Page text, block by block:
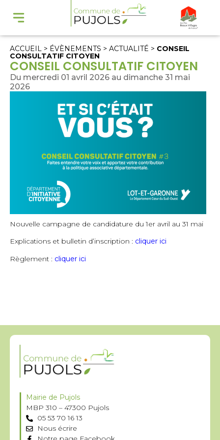
ACCUEIL > ÉVÈNEMENTS > ACTUALITÉ > CONSEIL
CONSULTATIF CITOYEN
CONSEIL CONSULTATIF CITOYEN
Du mercredi 01 avril 2026 au dimanche 31 mai
2026
Nouvelle campagne de candidature du 1er avril au 31 mai
Explications et bulletin d’inscription : cliquer ici
Règlement : cliquer ici
Mairie de Pujols
MBP 310 – 47300 Pujols
05 53 70 16 13
Nous écrire